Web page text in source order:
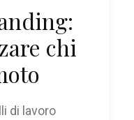
chi
di lavoro